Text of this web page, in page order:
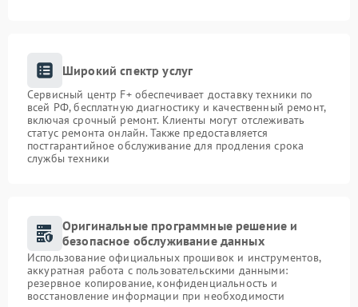
Широкий спектр услуг
Сервисный центр F+ обеспечивает доставку техники по
всей РФ, бесплатную диагностику и качественный ремонт,
включая срочный ремонт. Клиенты могут отслеживать
статус ремонта онлайн. Также предоставляется
постгарантийное обслуживание для продления срока
службы техники
Оригинальные программные решение и
безопасное обслуживание данных
Использование официальных прошивок и инструментов,
аккуратная работа с пользовательскими данными:
резервное копирование, конфиденциальность и
восстановление информации при необходимости